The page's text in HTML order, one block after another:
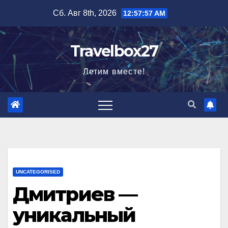
содержимому
Сб. Авг 8th, 2026 12:57:58 AM
Travelbox27
Летим вместе!
UNCATEGORISED
Дмитриев —
уникальный